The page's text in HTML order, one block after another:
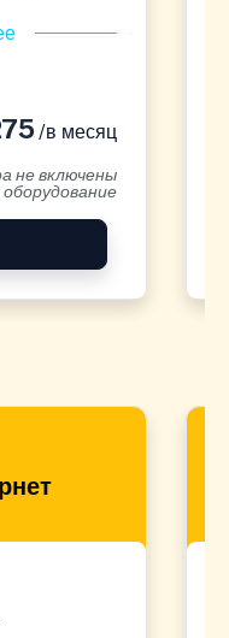
/в месяц
не включены